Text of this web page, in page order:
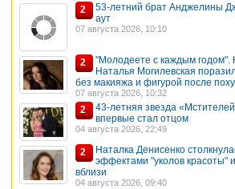
2
53-летний брат Анджелины
аут
07 августа 2026, 10:10
2
"Молодеете с каждым годом".
Наталья Могилевская
без макияжа и фигурой после
07 августа 2026, 10:32
2
43-летняя звезда
впервые стал отцом
04 августа 2026, 22:49
2
Наталка Денисенко
эффектами "уколов красоты"
вблизи
04 августа 2026, 09:40